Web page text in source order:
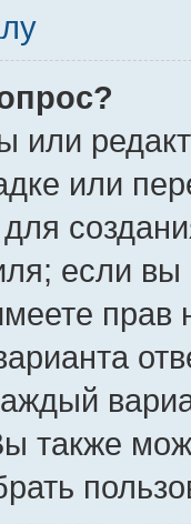
или
или
если
прав
также